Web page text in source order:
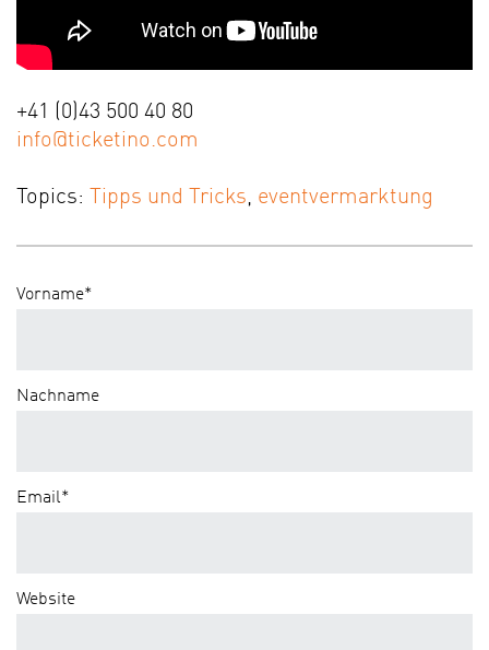
+41 (0)43 500 40 80
info@ticketino.com
Topics: Tipps und Tricks, eventvermarktung
Vorname*
Nachname
Email*
Website